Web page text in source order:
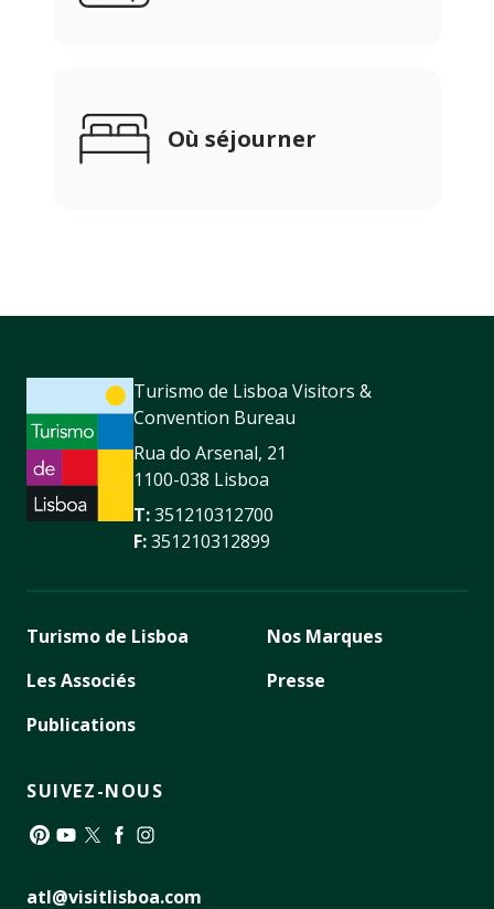
Où séjourner
Turismo de Lisboa Visitors &
Convention Bureau
Rua do Arsenal, 21
1100-038 Lisboa
T:351210312700
F:351210312899
Turismo de Lisboa
Les Associés
Publications
Nos Marques
Presse
SUIVEZ-NOUS
atl@visitlisboa.com